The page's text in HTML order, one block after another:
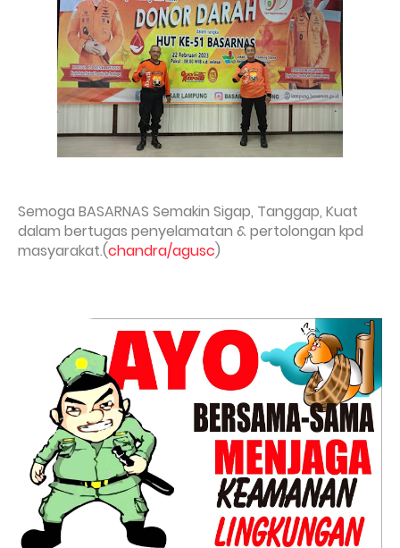
Semoga BASARNAS Semakin Sigap, Tanggap, Kuat
dalam bertugas penyelamatan & pertolongan kpd
masyarakat.(chandra/agusc)